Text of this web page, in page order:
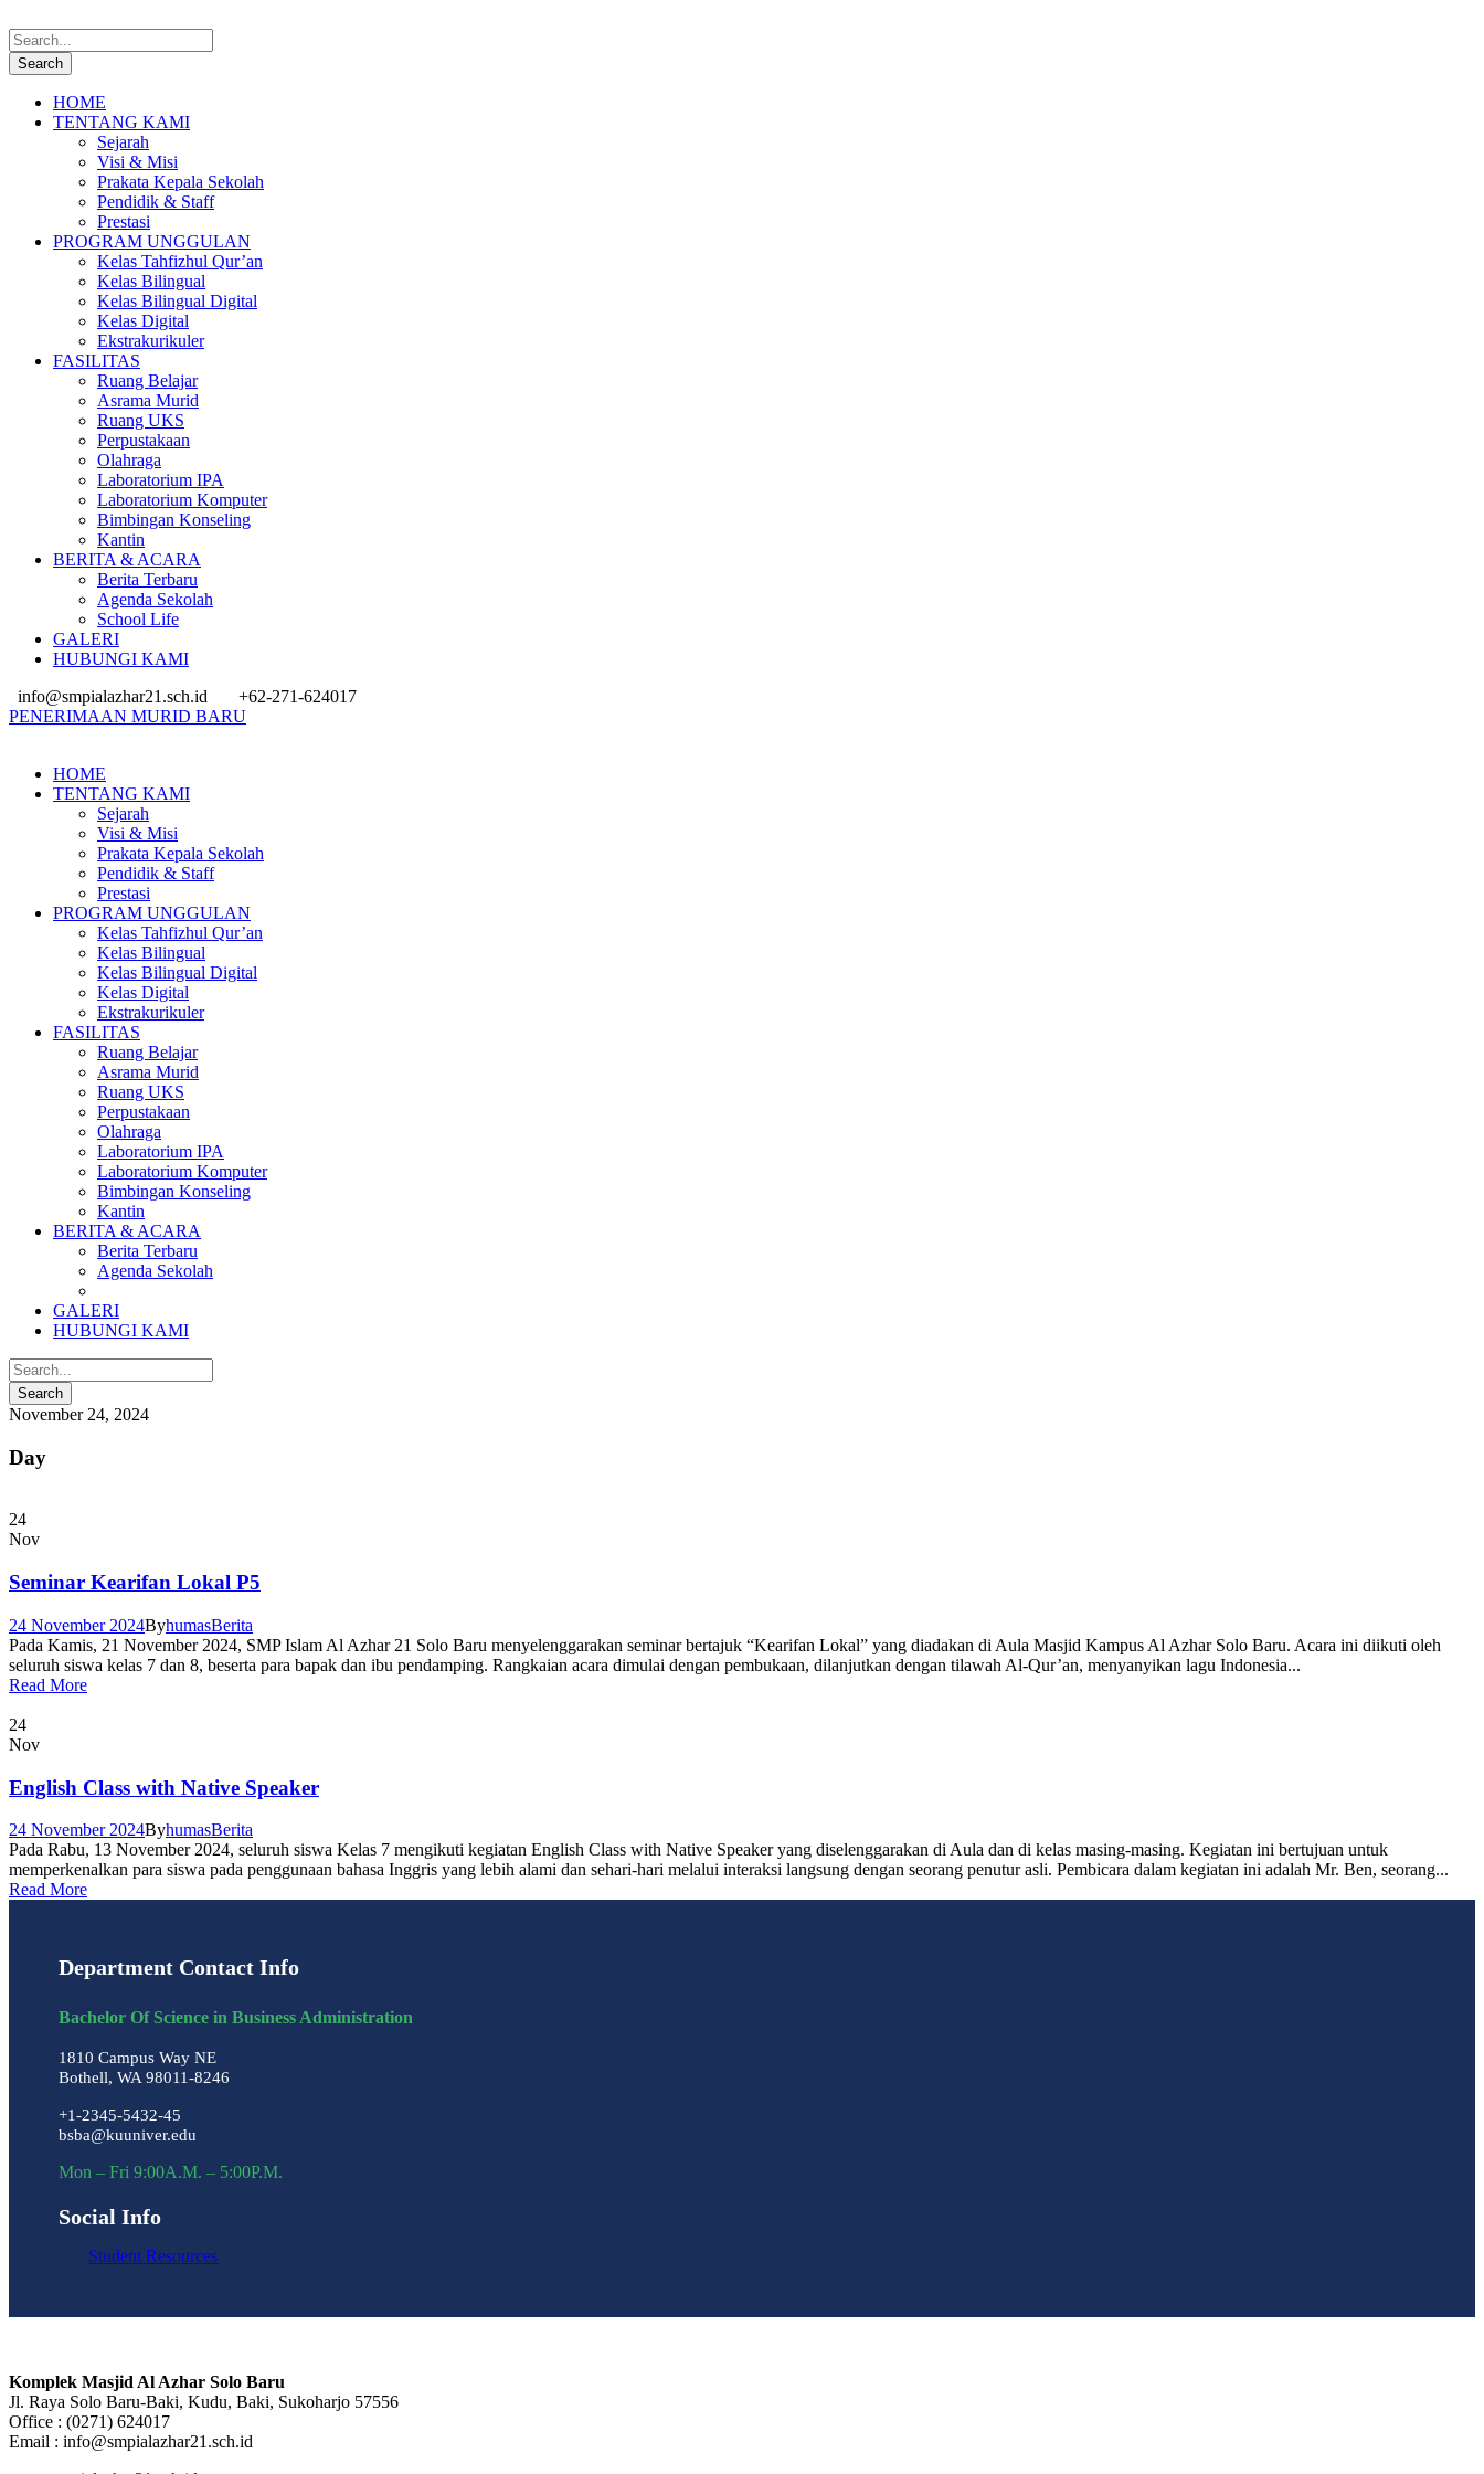
HOME
TENTANG KAMI
Sejarah
Visi & Misi
Prakata Kepala Sekolah
Pendidik & Staff
Prestasi
PROGRAM UNGGULAN
Kelas Tahfizhul Qur’an
Kelas Bilingual
Kelas Bilingual Digital
Kelas Digital
Ekstrakurikuler
FASILITAS
Ruang Belajar
Asrama Murid
Ruang UKS
Perpustakaan
Olahraga
Laboratorium IPA
Laboratorium Komputer
Bimbingan Konseling
Kantin
BERITA & ACARA
Berita Terbaru
Agenda Sekolah
School Life
GALERI
HUBUNGI KAMI
info@smpialazhar21.sch.id
+62-271-624017
PENERIMAAN MURID BARU
HOME
TENTANG KAMI
Sejarah
Visi & Misi
Prakata Kepala Sekolah
Pendidik & Staff
Prestasi
PROGRAM UNGGULAN
Kelas Tahfizhul Qur’an
Kelas Bilingual
Kelas Bilingual Digital
Kelas Digital
Ekstrakurikuler
FASILITAS
Ruang Belajar
Asrama Murid
Ruang UKS
Perpustakaan
Olahraga
Laboratorium IPA
Laboratorium Komputer
Bimbingan Konseling
Kantin
BERITA & ACARA
Berita Terbaru
Agenda Sekolah
GALERI
HUBUNGI KAMI
November 24, 2024
Day
24
Nov
Seminar Kearifan Lokal P5
24 November 2024ByhumasBerita
Pada Kamis, 21 November 2024, SMP Islam Al Azhar 21 Solo Baru menyelenggarakan seminar bertajuk “Kearifan Lokal” yang diadakan di Aula Masjid Kampus Al Azhar Solo Baru. Acara ini diikuti oleh
seluruh siswa kelas 7 dan 8, beserta para bapak dan ibu pendamping. Rangkaian acara dimulai dengan pembukaan, dilanjutkan dengan tilawah Al-Qur’an, menyanyikan lagu Indonesia...
Read More
24
Nov
English Class with Native Speaker
24 November 2024ByhumasBerita
Pada Rabu, 13 November 2024, seluruh siswa Kelas 7 mengikuti kegiatan English Class with Native Speaker yang diselenggarakan di Aula dan di kelas masing-masing. Kegiatan ini bertujuan untuk
memperkenalkan para siswa pada penggunaan bahasa Inggris yang lebih alami dan sehari-hari melalui interaksi langsung dengan seorang penutur asli. Pembicara dalam kegiatan ini adalah Mr. Ben, seorang...
Read More
Department Contact Info
Bachelor Of Science in Business Administration
1810 Campus Way NE
Bothell, WA 98011-8246
+1-2345-5432-45
bsba@kuuniver.edu
Mon – Fri 9:00A.M. – 5:00P.M.
Social Info
Student Resources
Komplek Masjid Al Azhar Solo Baru
Jl. Raya Solo Baru-Baki, Kudu, Baki, Sukoharjo 57556
Office : (0271) 624017
Email : info@smpialazhar21.sch.id